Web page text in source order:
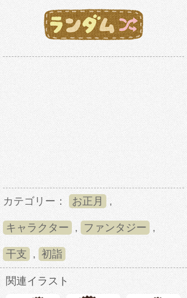
カテゴリー： お正月 ,
キャラクター , ファンタジー ,
干支 , 初詣
関連イラスト